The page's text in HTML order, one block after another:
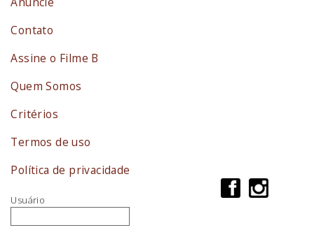
Contato
Assine o Filme B
Quem Somos
Critérios
Termos de uso
Política de privacidade
Usuário